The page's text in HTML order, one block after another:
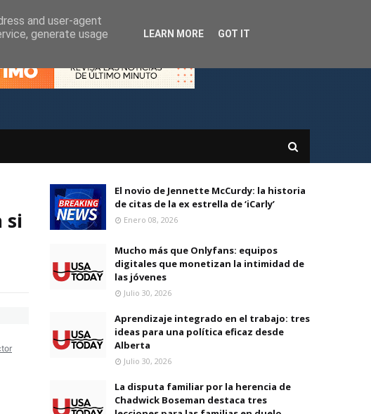
si
El novio de Jennette McCurdy: la historia
de citas de la ex estrella de ‘iCarly’
Enero 08, 2026
Mucho más que Onlyfans: equipos
digitales que monetizan la intimidad de
las jóvenes
Julio 30, 2026
Aprendizaje integrado en el trabajo: tres
ideas para una política eficaz desde
Alberta
Julio 30, 2026
La disputa familiar por la herencia de
Chadwick Boseman destaca tres
and user-agent
generate usage
LEARN MORE GOT IT